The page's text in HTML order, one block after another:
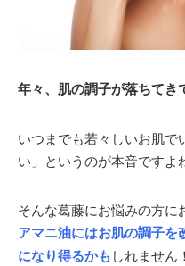
年々、肌の調子が落ちて
いつまでも若々しいお肌で
い」というのが本音ですよ
そんな葛藤にお悩みの方に
アマニ油にはお肌の調子
になり得るかもしれません！